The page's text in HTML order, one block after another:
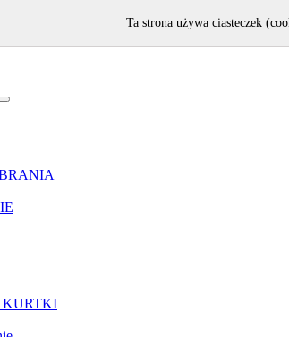
Ta strona używa ciasteczek